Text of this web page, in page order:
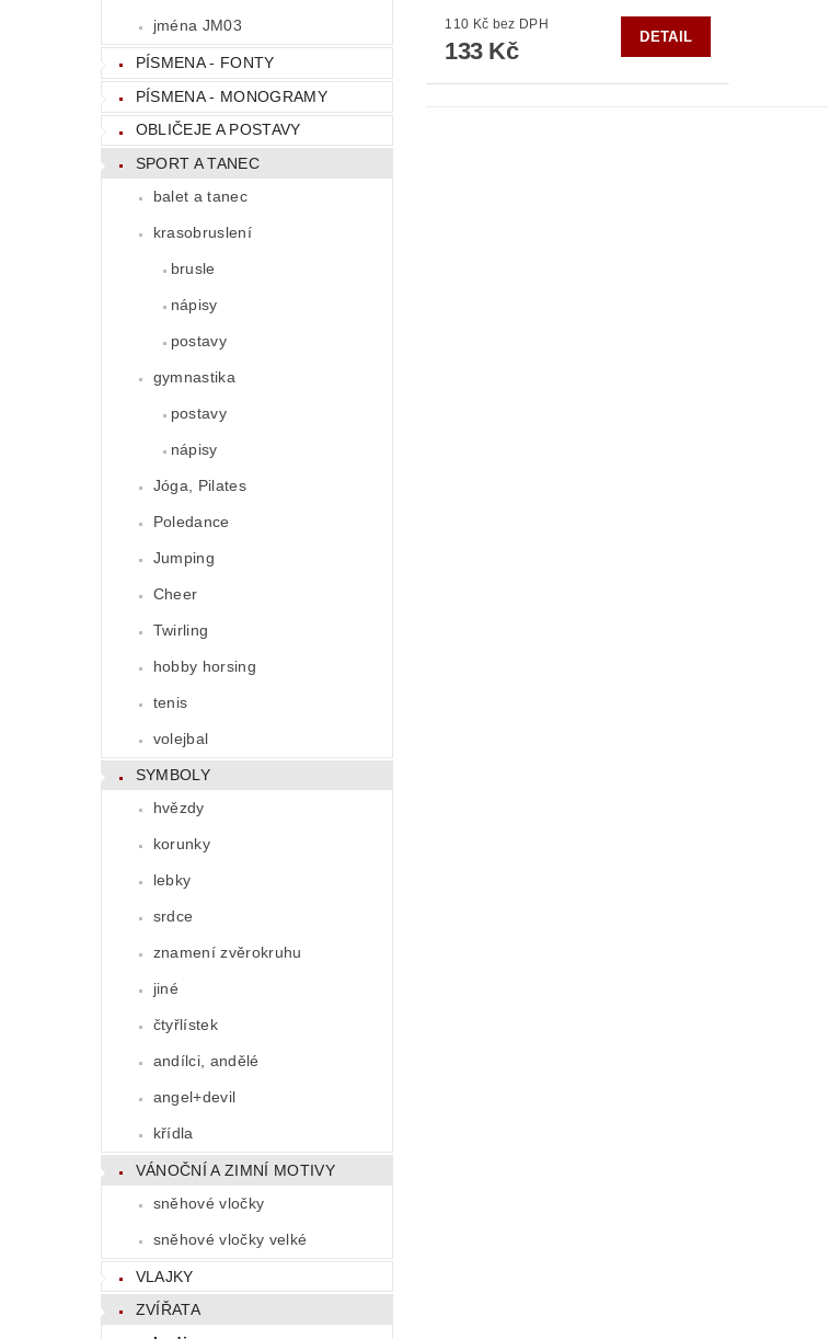
jména JM03
PÍSMENA - FONTY
PÍSMENA - MONOGRAMY
OBLIČEJE A POSTAVY
SPORT A TANEC
balet a tanec
krasobruslení
brusle
nápisy
postavy
gymnastika
postavy
nápisy
Jóga, Pilates
Poledance
Jumping
Cheer
Twirling
hobby horsing
tenis
volejbal
SYMBOLY
hvězdy
korunky
lebky
srdce
znamení zvěrokruhu
jiné
čtyřlístek
andílci, andělé
angel+devil
křídla
VÁNOČNÍ A ZIMNÍ MOTIVY
sněhové vločky
sněhové vločky velké
VLAJKY
ZVÍŘATA
110 Kč bez DPH
133 Kč
DETAIL